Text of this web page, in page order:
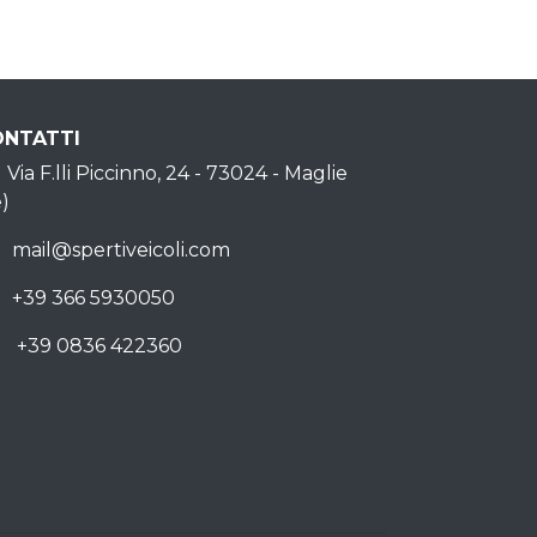
Via F.lli Piccinno, 24 - 73024 - Maglie
mail@spertiveicoli.com
+39 366 5930050
Phone
+39 0836 422360